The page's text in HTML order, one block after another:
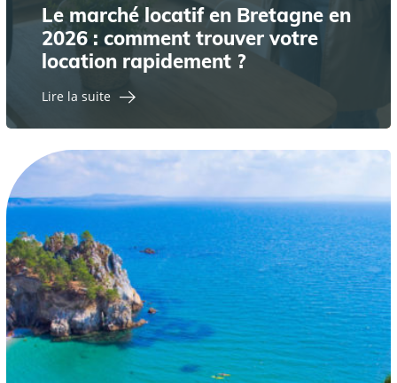
Le marché locatif en Bretagne en
2026 : comment trouver votre
location rapidement ?
Lire la suite